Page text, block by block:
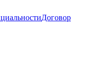
Договор